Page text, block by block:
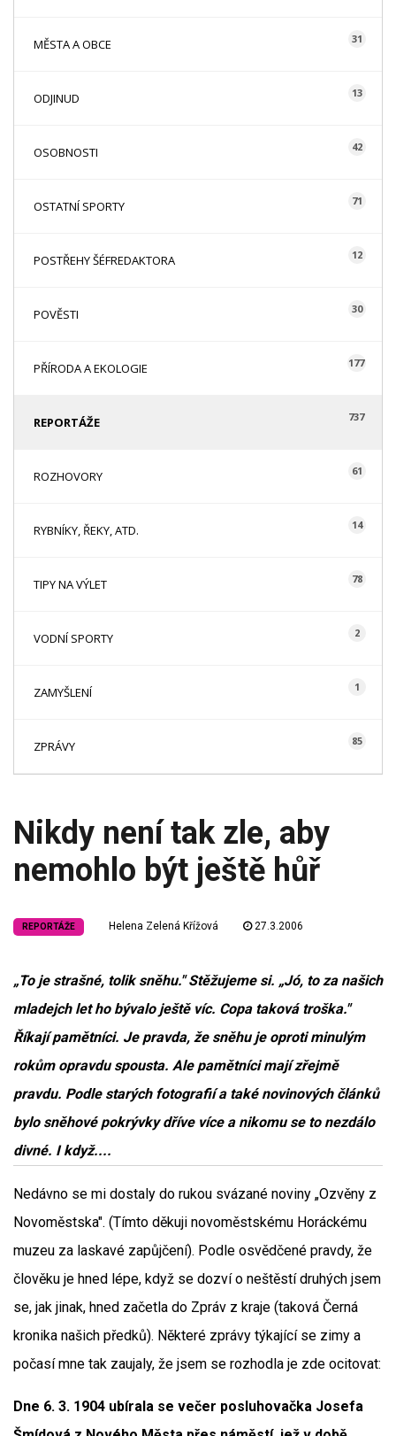
MĚSTA A OBCE 31
ODJINUD 13
OSOBNOSTI 42
OSTATNÍ SPORTY 71
POSTŘEHY ŠÉFREDAKTORA 12
POVĚSTI 30
PŘÍRODA A EKOLOGIE 177
REPORTÁŽE 737
ROZHOVORY 61
RYBNÍKY, ŘEKY, ATD. 14
TIPY NA VÝLET 78
VODNÍ SPORTY 2
ZAMYŠLENÍ 1
ZPRÁVY 85
Nikdy není tak zle, aby
nemohlo být ještě hůř
REPORTÁŽE Helena Zelená Křížová 27.3.2006
„To je strašné, tolik sněhu." Stěžujeme si. „Jó, to za našich
mladejch let ho bývalo ještě víc. Copa taková troška."
Říkají pamětníci. Je pravda, že sněhu je oproti minulým
rokům opravdu spousta. Ale pamětníci mají zřejmě
pravdu. Podle starých fotografií a také novinových článků
bylo sněhové pokrývky dříve více a nikomu se to nezdálo
divné. I když....
Nedávno se mi dostaly do rukou svázané noviny „Ozvěny z
Novoměstska". (Tímto děkuji novoměstskému Horáckému
muzeu za laskavé zapůjčení). Podle osvědčené pravdy, že
člověku je hned lépe, když se dozví o neštěstí druhých jsem
se, jak jinak, hned začetla do Zpráv z kraje (taková Černá
kronika našich předků). Některé zprávy týkající se zimy a
počasí mne tak zaujaly, že jsem se rozhodla je zde ocitovat:
Dne 6. 3. 1904 ubírala se večer posluhovačka Josefa